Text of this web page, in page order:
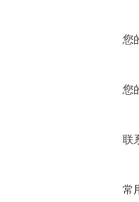
您
您
联
常